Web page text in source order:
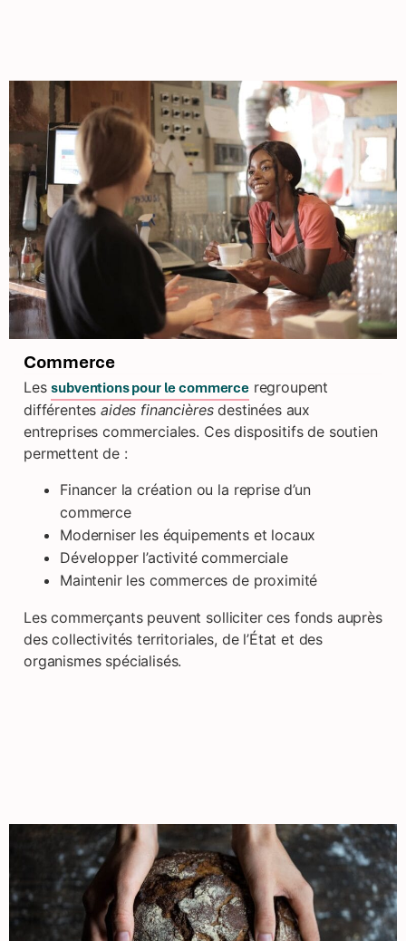
Commerce
Lessubventions pour le commerceregroupent
différentesaides financièresdestinées aux
entreprises commerciales. Ces dispositifs de soutien
permettent de :
Financer la création ou la reprise d’un
commerce
Moderniser les équipements et locaux
Développer l’activité commerciale
Maintenir les commerces de proximité
Les commerçants peuvent solliciter ces fonds auprès
des collectivités territoriales, de l’État et des
organismes spécialisés.